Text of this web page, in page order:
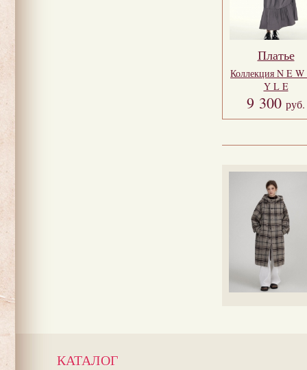
Платье
Коллекция N E W
Y L E
9 300 руб.
КАТАЛОГ